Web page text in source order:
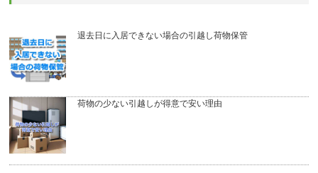
退去日に入居できない場合の引越し荷物保管
荷物の少ない引越しが得意で安い理由